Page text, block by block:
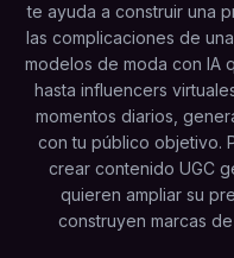
te ayuda a construir una
las complicaciones de
modelos de moda con IA
hasta influencers
momentos diarios,
con tu público objetivo.
crear contenido UGC
quieren ampliar su
construyen marcas